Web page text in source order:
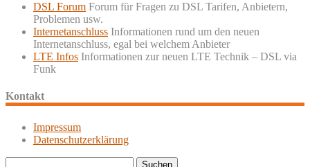
DSL Forum Forum für Fragen zu DSL Tarifen, Anbietern,
Problemen usw.
Internetanschluss Informationen rund um den neuen
Internetanschluss, egal bei welchem Anbieter
LTE Infos Informationen zur neuen LTE Technik – DSL via
Funk
Kontakt
Impressum
Datenschutzerklärung